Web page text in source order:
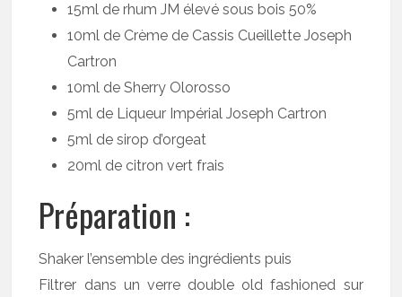
15ml de rhum JM élevé sous bois 50%
10ml de Crème de Cassis Cueillette Joseph
Cartron
10ml de Sherry Olorosso
5ml de Liqueur Impérial Joseph Cartron
5ml de sirop d’orgeat
20ml de citron vert frais
Préparation :
Shaker l’ensemble des ingrédients puis
Filtrer dans un verre double old fashioned sur